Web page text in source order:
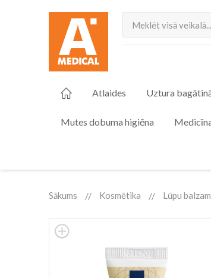
Atlaides Uztura
Mutes dobuma higiēna
Sākums Kosmētika Lūpu
Skip
to